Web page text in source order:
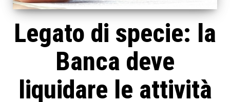
Legato di specie: la
Banca deve
liquidare le attività